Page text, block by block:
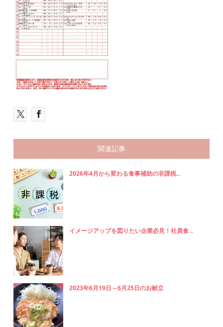
関連記事
2026年4月から変わる食事補助の非課税...
イメージアップを図りたい企業必見！社員食...
2023年6月19日～6月25日のお献立